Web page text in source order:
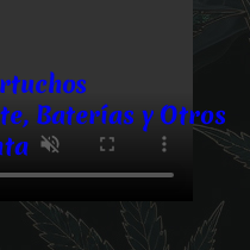
Baterías y Otros